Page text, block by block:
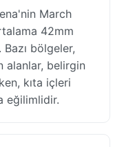
March
42mm
Bazı bölgeler,
alanlar, belirgin
kıta içleri
eğilimlidir.